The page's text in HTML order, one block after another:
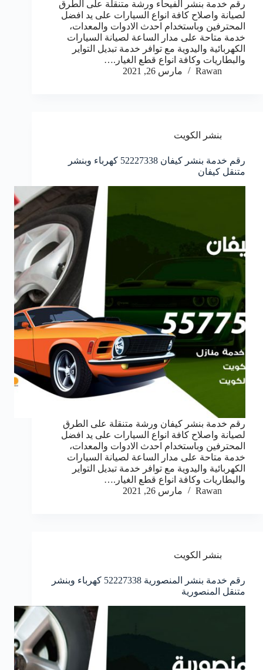
رقم خدمة بنشر الفيحاء ورشة متنقلة على الطرق
لصيانة واصلاح كافة انواع السيارات على يد افضل
المحترفين وباستخدام احدث الادوات والمعدات،
خدمة متاحة على مدار الساعة لصيانة السيارات
الكهربائية واليدوية مع توافر خدمة تبديل التواير
والبطاريات وكافة انواع قطع الغيار.…
Rawan
مارس 26, 2021
بنشر الكويت
رقم خدمة بنشر كيفان 52227338 كهرباء وبنشر
متنقل كيفان
رقم خدمة بنشر كيفان ورشة متنقلة على الطرق
لصيانة واصلاح كافة انواع السيارات على يد افضل
المحترفين وباستخدام احدث الادوات والمعدات،
خدمة متاحة على مدار الساعة لصيانة السيارات
الكهربائية واليدوية مع توافر خدمة تبديل التواير
والبطاريات وكافة انواع قطع الغيار.…
Rawan
مارس 26, 2021
بنشر الكويت
رقم خدمة بنشر المنصورية 52227338 كهرباء وبنشر
متنقل المنصورية